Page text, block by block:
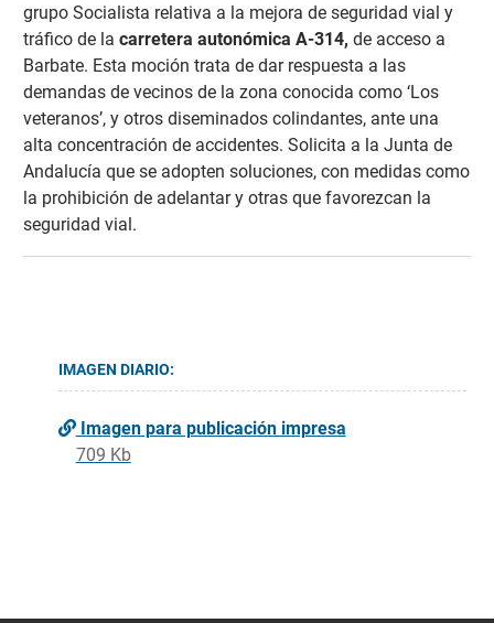
grupo Socialista relativa a la mejora de seguridad vial y
tráfico de la carretera autonómica A-314, de acceso a
Barbate. Esta moción trata de dar respuesta a las
demandas de vecinos de la zona conocida como ‘Los
veteranos’, y otros diseminados colindantes, ante una
alta concentración de accidentes. Solicita a la Junta de
Andalucía que se adopten soluciones, con medidas como
la prohibición de adelantar y otras que favorezcan la
seguridad vial.
IMAGEN DIARIO:
Imagen para publicación impresa
709 Kb